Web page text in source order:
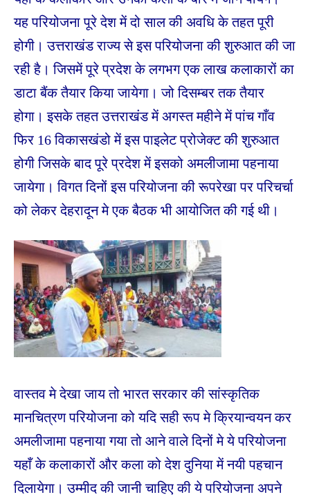
यह परियोजना पूरे देश में दो साल की अवधि के तहत पूरी
होगी। उत्तराखंड राज्य से इस परियोजना की शुरुआत की जा
रही है। जिसमें पूरे प्रदेश के लगभग एक लाख कलाकारों का
डाटा बैंक तैयार किया जायेगा। जो दिसम्बर तक तैयार
होगा। इसके तहत उत्तराखंड में अगस्त महीने में पांच गाँव
फिर 16 विकासखंडो में इस पाइलेट प्रोजेक्ट की शुरुआत
होगी जिसके बाद पूरे प्रदेश में इसको अमलीजामा पहनाया
जायेगा। विगत दिनों इस परियोजना की रूपरेखा पर परिचर्चा
को लेकर देहरादून मे एक बैठक भी आयोजित की गई थी।
वास्तव मे देखा जाय तो भारत सरकार की सांस्कृतिक
मानचित्रण परियोजना को यदि सही रूप मे क्रियान्वयन कर
अमलीजामा पहनाया गया तो आने वाले दिनों मे ये परियोजना
यहाँ के कलाकारों और कला को देश दुनिया में नयी पहचान
दिलायेगा। उम्मीद की जानी चाहिए की ये परियोजना अपने